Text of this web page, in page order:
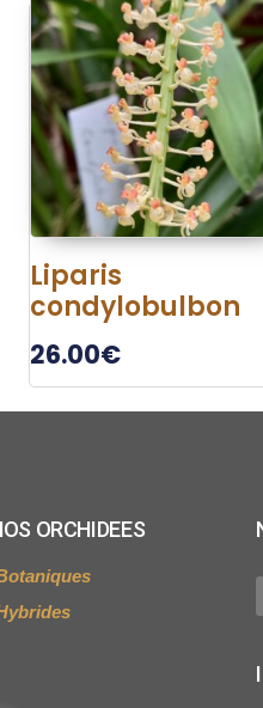
Liparis
condylobulbon
26.00€
ORCHIDEES